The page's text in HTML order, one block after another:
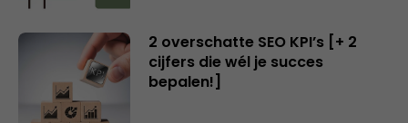
2 overschatte SEO KPI’s [+ 2
cijfers die wél je succes
bepalen!]